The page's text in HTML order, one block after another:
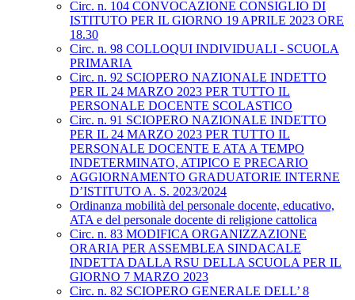
Circ. n. 104 CONVOCAZIONE CONSIGLIO DI
ISTITUTO PER IL GIORNO 19 APRILE 2023 ORE
18.30
Circ. n. 98 COLLOQUI INDIVIDUALI - SCUOLA
PRIMARIA
Circ. n. 92 SCIOPERO NAZIONALE INDETTO
PER IL 24 MARZO 2023 PER TUTTO IL
PERSONALE DOCENTE SCOLASTICO
Circ. n. 91 SCIOPERO NAZIONALE INDETTO
PER IL 24 MARZO 2023 PER TUTTO IL
PERSONALE DOCENTE E ATA A TEMPO
INDETERMINATO, ATIPICO E PRECARIO
AGGIORNAMENTO GRADUATORIE INTERNE
D’ISTITUTO A. S. 2023/2024
Ordinanza mobilità del personale docente, educativo,
ATA e del personale docente di religione cattolica
Circ. n. 83 MODIFICA ORGANIZZAZIONE
ORARIA PER ASSEMBLEA SINDACALE
INDETTA DALLA RSU DELLA SCUOLA PER IL
GIORNO 7 MARZO 2023
Circ. n. 82 SCIOPERO GENERALE DELL’ 8